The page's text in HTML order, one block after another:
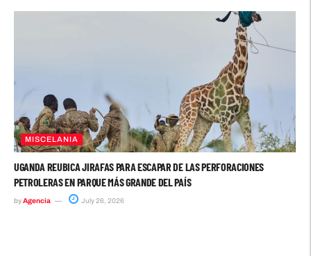
MISCELANIA
UGANDA REUBICA JIRAFAS PARA ESCAPAR DE LAS PERFORACIONES
PETROLERAS EN PARQUE MÁS GRANDE DEL PAÍS
byAgencia July 26, 2026